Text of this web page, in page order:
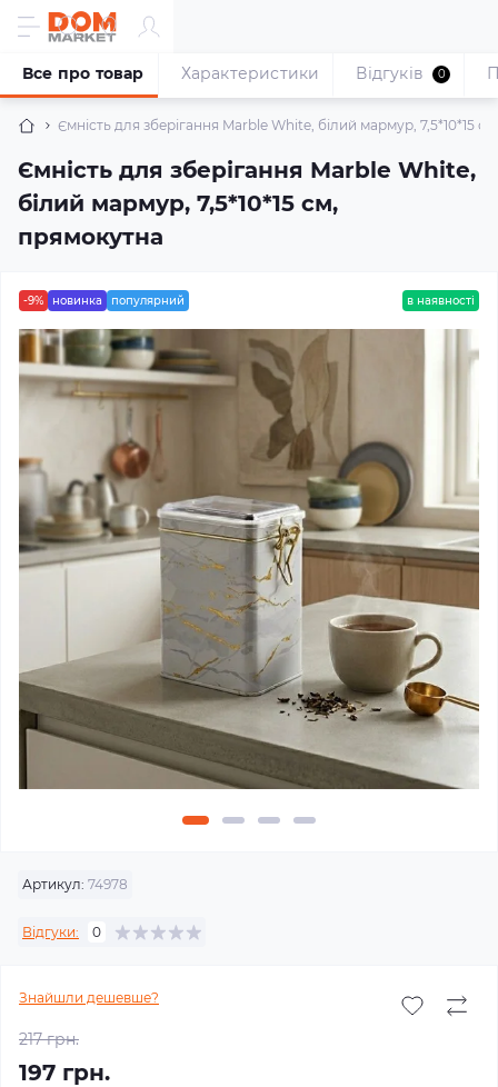
Ємність для зберігання Marble White, білий мармур, 7,5*10*15
Ємність для зберігання Marble White,
білий мармур, 7,5*10*15 см,
прямокутна
Все про товар Характеристики Відгуків 0
-9% новинка популярний в наявності
Артикул: 74978
Відгуки: 0
Знайшли дешевше?
217 грн.
197 грн.